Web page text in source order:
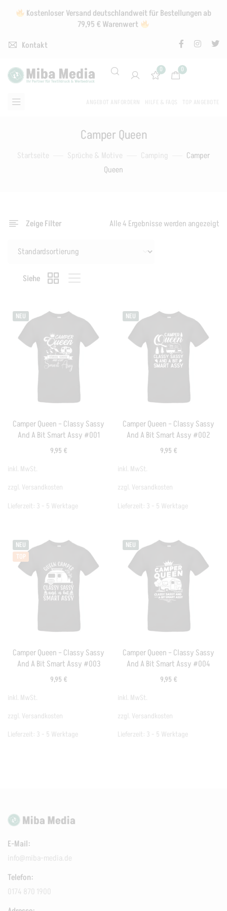
Kontakt
Kostenloser Versand deutschlandweit für Bestellungen ab
79,95 € Warenwert
0 0
Camper Queen
Startseite Sprüche & Motive Camping
Camper
Queen
Zeige Filter Alle 4 Ergebnisse werden angezeigt
Siehe
NEU
Camper Queen – Classy Sassy
And A Bit Smart Assy #001
9,95 €
inkl. MwSt.
zzgl. Versandkosten
Lieferzeit: 3 - 5 Werktage
NEU
Camper Queen – Classy Sassy
And A Bit Smart Assy #002
9,95 €
inkl. MwSt.
zzgl. Versandkosten
Lieferzeit: 3 - 5 Werktage
NEU
TOP
Camper Queen – Classy Sassy
And A Bit Smart Assy #003
9,95 €
inkl. MwSt.
zzgl. Versandkosten
Lieferzeit: 3 - 5 Werktage
NEU
Camper Queen – Classy Sassy
And A Bit Smart Assy #004
9,95 €
inkl. MwSt.
zzgl. Versandkosten
Lieferzeit: 3 - 5 Werktage
E-Mail:
info@miba-media.de
Telefon:
0174 870 1900